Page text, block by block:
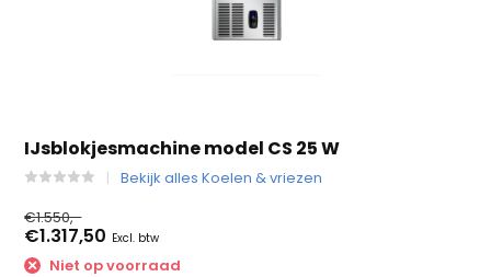
IJsblokjesmachine model CS 25 W
Bekijk alles Koelen & vriezen
€1.550,-
€1.317,50 Excl. btw
Niet op voorraad